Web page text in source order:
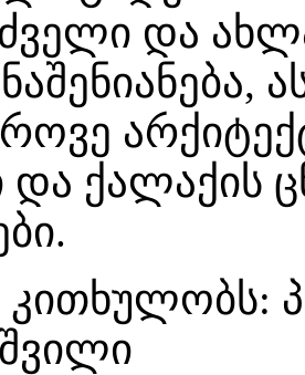
ძველი და
და ქალაქის
კითხულობს: